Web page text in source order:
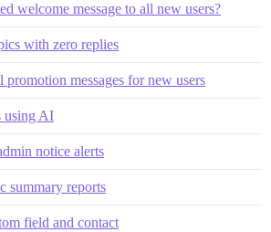
welcome message to all new users?
with zero replies
messages for new users
using AI
notice alerts
summary reports
field and contact